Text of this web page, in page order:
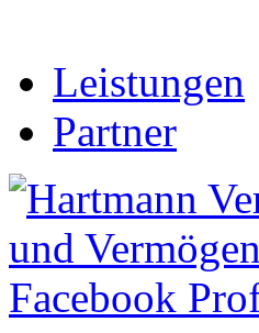
Leistungen
Partner